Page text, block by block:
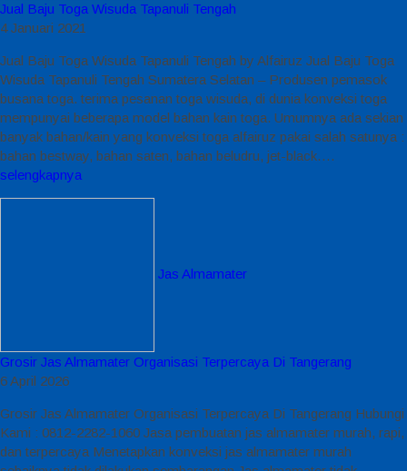
Jual Baju Toga Wisuda Tapanuli Tengah
4 Januari 2021
Jual Baju Toga Wisuda Tapanuli Tengah by Alfairuz Jual Baju Toga
Wisuda Tapanuli Tengah Sumatera Selatan – Produsen pemasok
busana toga. terima pesanan toga wisuda, di dunia konveksi toga
mempunyai beberapa model bahan kain toga. Umumnya ada sekian
banyak bahan/kain yang konveksi toga alfairuz pakai salah satunya :
bahan bestway, bahan saten, bahan beludru, jet-black….
selengkapnya
Jas Almamater
Grosir Jas Almamater Organisasi Terpercaya Di Tangerang
6 April 2026
Grosir Jas Almamater Organisasi Terpercaya Di Tangerang Hubungi
Kami : 0812-2282-1060 Jasa pembuatan jas almamater murah, rapi,
dan terpercaya Menetapkan konveksi jas almamater murah